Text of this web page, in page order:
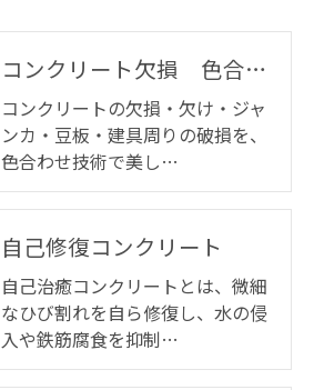
コンクリート欠損 色合わせ補修
コンクリートの欠損・欠け・ジャ
ンカ・豆板・建具周りの破損を、
色合わせ技術で美し…
自己修復コンクリート
自己治癒コンクリートとは、微細
なひび割れを自ら修復し、水の侵
入や鉄筋腐食を抑制…